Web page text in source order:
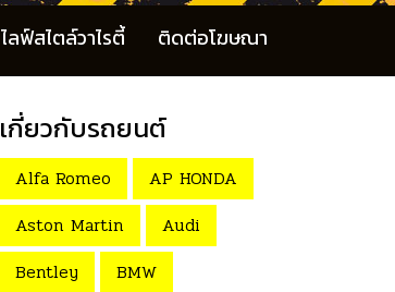
ไลฟ์สไตล์วาไรตี้ ติดต่อโฆษณา
เกี่ยวกับรถยนต์
Alfa Romeo
AP HONDA
Aston Martin
Audi
Bentley
BMW